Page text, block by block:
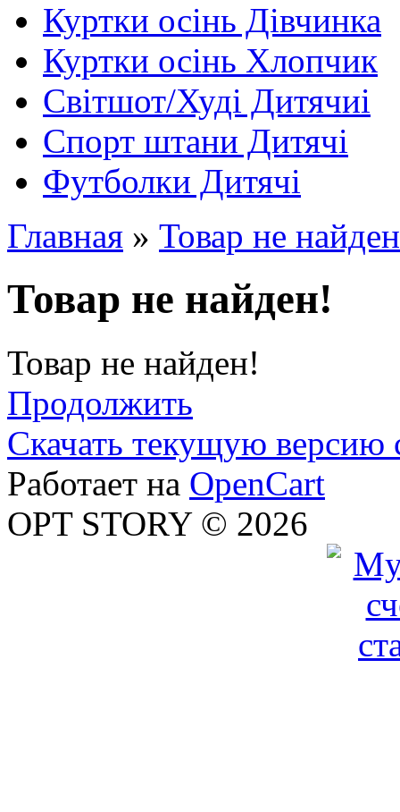
Куртки осінь Дівчинка
Куртки осінь Хлопчик
Світшот/Худі Дитячиі
Спорт штани Дитячі
Футболки Дитячі
Главная » Товар не
Товар не найден!
Товар не найден!
Продолжить
Скачать текущую версию
Работает на OpenCart
OPT STORY © 2026